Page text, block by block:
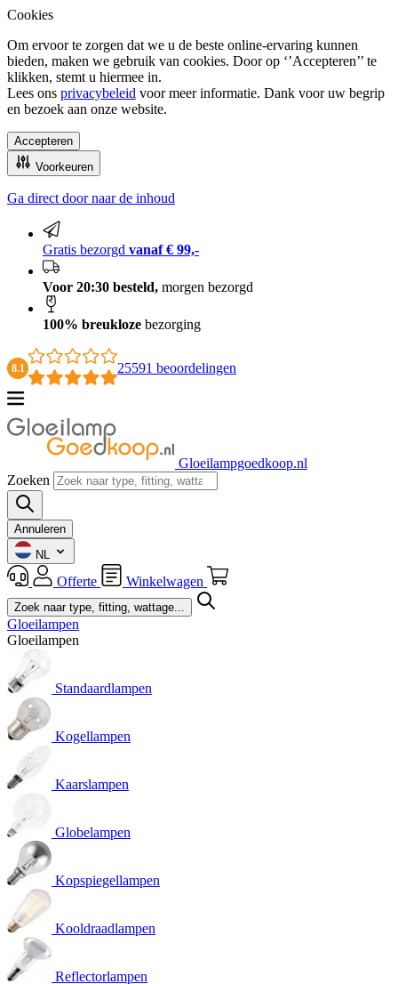
Cookies
Om ervoor te zorgen dat we u de beste online-ervaring kunnen
bieden, maken we gebruik van cookies. Door op ‘’Accepteren’’ te
klikken, stemt u hiermee in.
Lees ons privacybeleid voor meer informatie. Dank voor uw begrip
en bezoek aan onze website.
Accepteren
Voorkeuren
100% breukloze bezorging
Ga direct door naar de inhoud
Gratis bezorgd vanaf € 99,-
Voor 20:30 besteld, morgen bezorgd
100% breukloze bezorging
8.1 25591 beoordelingen
Gloeilampgoedkoop.nl
Zoeken
Annuleren
NL
Offerte Winkelwagen
Gloeilampen
Gloeilampen
Standaardlampen
Kogellampen
Kaarslampen
Globelampen
Kopspiegellampen
Kooldraadlampen
Reflectorlampen